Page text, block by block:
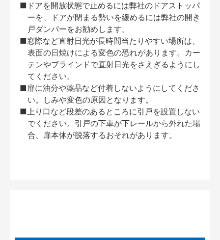
■ドアを開放状態で止めるには弊社のドアストッパ
ーを、ドアが閉まる勢いを緩めるには弊社の開き
戸ダンパーをお勧めします。
■窓際など直射日光が長時間当たりやすい場所は、
表面の日焼けによる変色の恐れがあります。カー
テンやブラインドで直射日光をさえぎるようにし
てください。
■扉に油分や薬品など付着しないようにしてくださ
い。しみや変色の原因となります。
■上り口など段差のあるところに引戸を設置しない
でください。引戸の下車が下レールから外れた場
合、扉本体が脱落するおそれがあります。